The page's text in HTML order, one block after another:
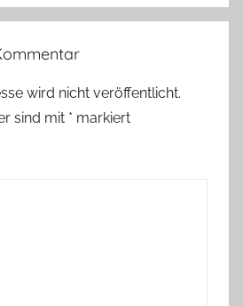
wird nicht veröffentlicht.
sind mit * markiert